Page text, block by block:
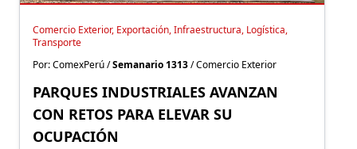
Comercio Exterior, Exportación, Infraestructura, Logística,
Transporte
Por: ComexPerú /Semanario 1313/ Comercio Exterior
PARQUES INDUSTRIALES AVANZAN
CON RETOS PARA ELEVAR SU
OCUPACIÓN